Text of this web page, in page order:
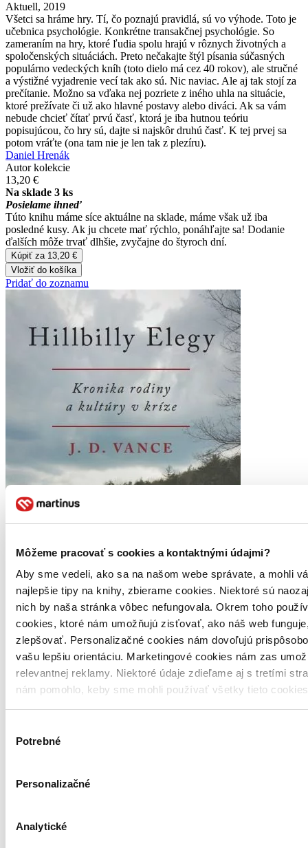
Môžeme pracovať s cookies a kontaktnými údajmi?
Aby sme vedeli, ako sa na našom webe správate, a mohli
najlepšie tipy na knihy, zbierame cookies. Niektoré sú
nich by naša stránka vôbec nefungovala. Okrem toho
cookies, ktoré nám umožňujú zisťovať, ako náš web
zlepšovať. Personalizačné cookies nám dovoľujú
vašu lepšiu orientáciu. Marketingové cookies nám zas
relevantnej reklamy. Niektoré údaje zdieľame aj s tretími
nám pomohlo, keby sme mohli používať všetky tieto
súhlasu
Potrebné
Personalizačné
Analytické
Aktuell, 2019
Všetci sa hráme hry. Tí, čo poznajú pravidlá, sú vo výhode. Toto je
učebnica psychológie. Konkrétne transakčnej psychológie. So
zameraním na hry, ktoré ľudia spolu hrajú v rôznych životných a
spoločenských situáciách. Preto nečakajte štýl písania súčasných
populárno vedeckých kníh (toto dielo má cez 40 rokov), ale stručné
a výstižné vyjadrenie vecí tak ako sú. Nic naviac. Ale aj tak stojí za
prečítanie. Možno sa vďaka nej pozriete z iného uhla na situácie,
ktoré prežívate či už ako hlavné postavy alebo diváci. Ak sa vám
nebude chcieť čítať prvú časť, ktorá je iba hutnou teóriu
popisujúcou, čo hry sú, dajte si najskôr druhú časť. K tej prvej sa
potom vráťte (ona tam nie je len tak z plezíru).
Daniel Hrenák
Autor kolekcie
13,20 €
Na sklade 3 ks
Posielame ihneď
Túto knihu máme síce aktuálne na sklade, máme však už iba
posledné kusy. Ak ju chcete mať rýchlo, ponáhľajte sa! Dodanie
ďalších môže trvať dlhšie, zvyčajne do štyroch dní.
Kúpiť za 13,20 €
Vložiť do košíka
Pridať do zoznamu
4,2
Hillbilly Elegy
J.D. Vance
Kronika rodiny a kultúry v kríze